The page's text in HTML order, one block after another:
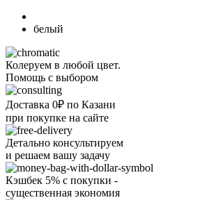
белый
Колеруем в любой цвет.
Помощь с выбором
Доставка 0₽ по Казани
при покупке на сайте
Детально консультируем
и решаем вашу задачу
Кэшбек 5% с покупки -
существенная экономия